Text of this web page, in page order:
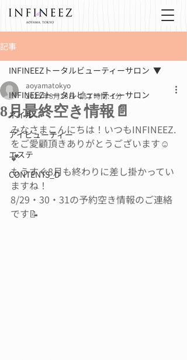
記事
INFINEEZトータルビューティーサロン
ネイル
アイビューティー
エステ
CONTENTS_D
INFINEEZトータルビューティーサロン
8月最終空き情報📄
aoyamatokyo
2025年8月28日 読了時間: 1分
みなさまこんにちは！いつもINFINEEZ.
をご愛顧頂きありがとうございます☺️
💕
もうすぐ8月も終わりに差し掛かってい
ますね！
8/29・30・31の予約空き情報のご連絡
です📝